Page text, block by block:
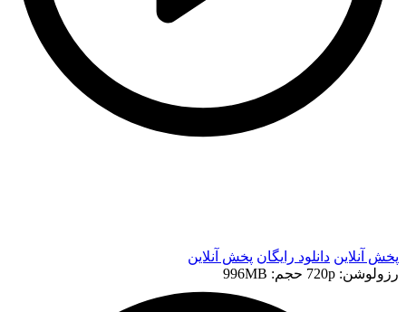
پخش آنلاین دانلود رایگان پخش آنلاین
رزولوشن: 720p
حجم: 996MB